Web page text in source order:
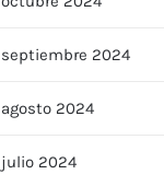
septiembre 2024
agosto 2024
julio 2024